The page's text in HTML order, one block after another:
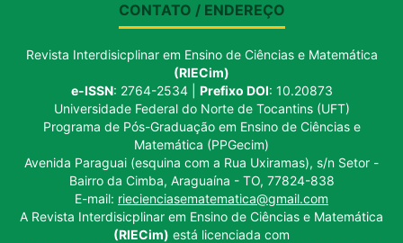
CONTATO / ENDEREÇO
Revista Interdisicplinar em Ensino de Ciências e Matemática
(RIECim)
e-ISSN: 2764-2534 | Prefixo DOI: 10.20873
Universidade Federal do Norte de Tocantins (UFT)
Programa de Pós-Graduação em Ensino de Ciências e
Matemática (PPGecim)
Avenida Paraguai (esquina com a Rua Uxiramas), s/n Setor -
Bairro da Cimba, Araguaína - TO, 77824-838
E-mail: riecienciasematematica@gmail.com
A Revista Interdisicplinar em Ensino de Ciências e Matemática
(RIECim) está licenciada com